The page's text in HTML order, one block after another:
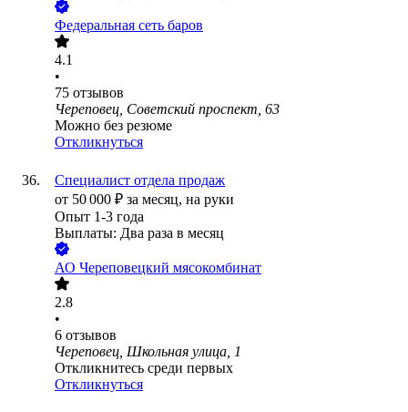
Федеральная сеть баров
4.1
•
75 отзывов
Череповец, Советский проспект, 63
Можно без резюме
Откликнуться
Специалист отдела продаж
от 50 000 ₽ за месяц, на руки
Опыт 1-3 года
Выплаты: Два раза в месяц
АО Череповецкий мясокомбинат
2.8
•
6 отзывов
Череповец, Школьная улица, 1
Откликнитесь среди первых
Откликнуться